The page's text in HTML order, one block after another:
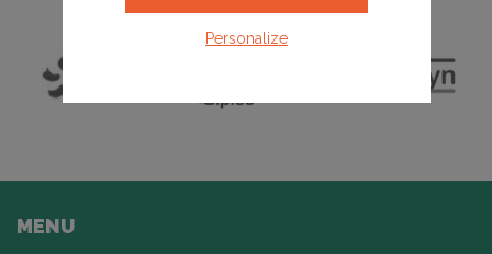
MENU
Personalize